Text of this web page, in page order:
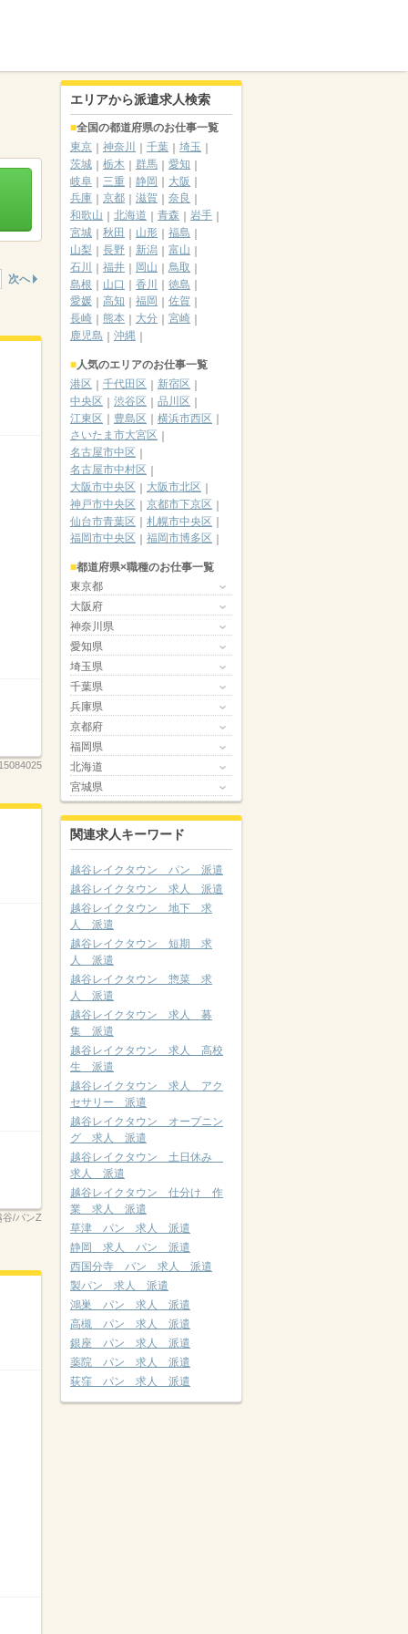
次へ
15084025
谷/パンZ
エリアから派遣求人検索
全国の都道府県のお仕事一覧
東京
神奈川 千葉
埼玉
茨城
栃木 群馬
愛知
岐阜
三重 静岡
大阪
兵庫
京都 滋賀
奈良
和歌山
北海道 青森
岩手
宮城
秋田 山形
福島
山梨
長野 新潟
富山
石川
福井 岡山
鳥取
島根
山口 香川
徳島
愛媛
高知 福岡
佐賀
長崎
熊本 大分
宮崎
鹿児島
沖縄
人気のエリアのお仕事一覧
港区
千代田区
新宿区
中央区
渋谷区
品川区
江東区
豊島区
横浜市西区
さいたま市大宮区
名古屋市中区
名古屋市中村区
大阪市中央区
大阪市北区
神戸市中央区
京都市下京区
仙台市青葉区
札幌市中央区
福岡市中央区
福岡市博多区
都道府県×職種のお仕事一覧
東京都
大阪府
神奈川県
愛知県
埼玉県
千葉県
兵庫県
京都府
福岡県
北海道
宮城県
関連求人キーワード
越谷レイクタウン パン 派遣
越谷レイクタウン 求人 派遣
越谷レイクタウン 地下 求
人 派遣
越谷レイクタウン 短期 求
人 派遣
越谷レイクタウン 惣菜 求
人 派遣
越谷レイクタウン 求人 募
集 派遣
越谷レイクタウン 求人 高校
生 派遣
越谷レイクタウン 求人 アク
セサリー 派遣
越谷レイクタウン オープニン
グ 求人 派遣
越谷レイクタウン 土日休み
求人 派遣
越谷レイクタウン 仕分け 作
業 求人 派遣
草津 パン 求人 派遣
静岡 求人 パン 派遣
西国分寺 パン 求人 派遣
製パン 求人 派遣
鴻巣 パン 求人 派遣
高槻 パン 求人 派遣
銀座 パン 求人 派遣
薬院 パン 求人 派遣
荻窪 パン 求人 派遣